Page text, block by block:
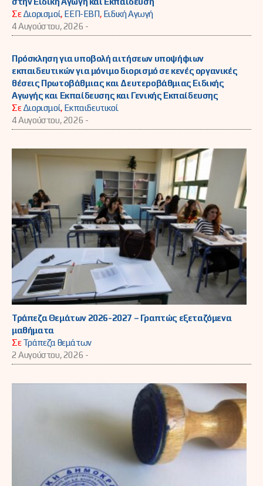
ΣεΔιορισμοί, ΕΕΠ-ΕΒΠ, Ειδική Αγωγή
4 Αυγούστου, 2026 -
Πρόσκληση για υποβολή αιτήσεων υποψήφιων
εκπαιδευτικών για μόνιμο διορισμό σε κενές οργανικές
θέσεις Πρωτοβάθμιας και Δευτεροβάθμιας Ειδικής
Αγωγής και Εκπαίδευσης και Γενικής Εκπαίδευσης
ΣεΔιορισμοί, Εκπαιδευτικοί
4 Αυγούστου, 2026 -
Τράπεζα Θεμάτων 2026-2027 – Γραπτώς εξεταζόμενα
μαθήματα
ΣεΤράπεζα θεμάτων
2 Αυγούστου, 2026 -